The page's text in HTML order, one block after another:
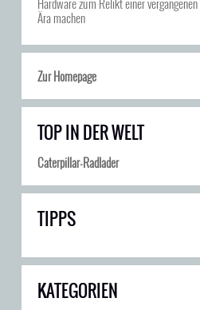
Ära machen
Zur Homepage
TOP IN DER WELT
Caterpillar-Radlader
TIPPS
KATEGORIEN